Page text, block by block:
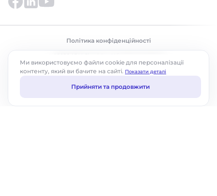
Політика конфіденційності
Ми використовуємо файли cookie для персоналізації
контенту, який ви бачите на сайті. Показати деталі
Прийняти та продовжити